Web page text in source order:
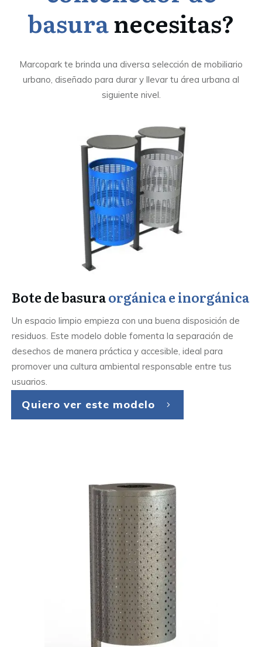
basuranecesitas?
Marcopark te brinda una diversa selección de mobiliario
urbano, diseñado para durar y llevar tu área urbana al
siguiente nivel.
Bote de basuraorgánica e inorgánica
Un espacio limpio empieza con una buena disposición de
residuos. Este modelo doble fomenta la separación de
desechos de manera práctica y accesible, ideal para
promover una cultura ambiental responsable entre tus
usuarios.
Quiero ver este modelo